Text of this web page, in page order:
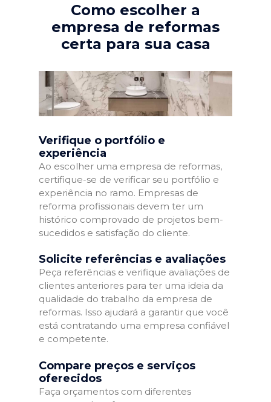
Como escolher a
empresa de reformas
certa para sua casa
Verifique o portfólio e
experiência
Ao escolher uma empresa de reformas,
certifique-se de verificar seu portfólio e
experiência no ramo. Empresas de
reforma profissionais devem ter um
histórico comprovado de projetos bem-
sucedidos e satisfação do cliente.
Solicite referências e avaliações
Peça referências e verifique avaliações de
clientes anteriores para ter uma ideia da
qualidade do trabalho da empresa de
reformas. Isso ajudará a garantir que você
está contratando uma empresa confiável
e competente.
Compare preços e serviços
oferecidos
Faça orçamentos com diferentes